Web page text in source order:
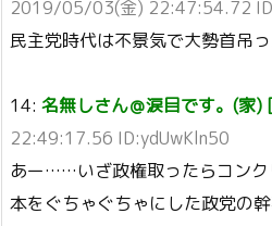
2019/05/03(金) 22:47:54.72
民主党時代は不景気で大勢首吊
14: 名無しさん＠涙目です。(家)
22:49:17.56 ID:ydUwKln50
あー……いざ政権取ったらコンク
本をぐちゃぐちゃにした政党の